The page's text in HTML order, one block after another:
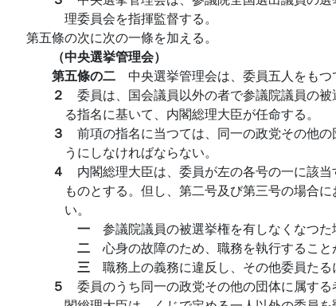
理委員会を指揮監督する。
第五條の次に次の一條を加える。
（中央選挙管理会）
第五條の二 中央選挙管理会は、委員五人をもつ
２ 委員は、国会議員以外の者で参議院議員の
る指名に基いて、内閣総理大臣が任命する。
３ 前項の指名に当つては、同一の政党その他
うにしなければならない。
４ 内閣総理大臣は、委員が左の各号の一に該
ものとする。但し、第二号及び第三号の場合
い。
一 参議院議員の被選挙権を有しなくなつ
二 心身の故障のため、職務を執行するこ
三 職務上の義務に違反し、その他委員た
５ 委員のうち同一の政党その他の団体に属す